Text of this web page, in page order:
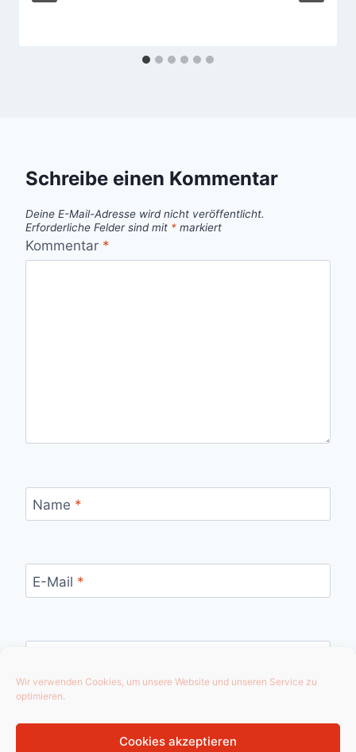
Wir verwenden Cookies, um unsere Website und unseren Service zu
optimieren.
Cookies akzeptieren
Schreibe einen Kommentar
Deine E-Mail-Adresse wird nicht veröffentlicht.
Erforderliche Felder sind mit * markiert
Kommentar *
Name *
E-Mail *